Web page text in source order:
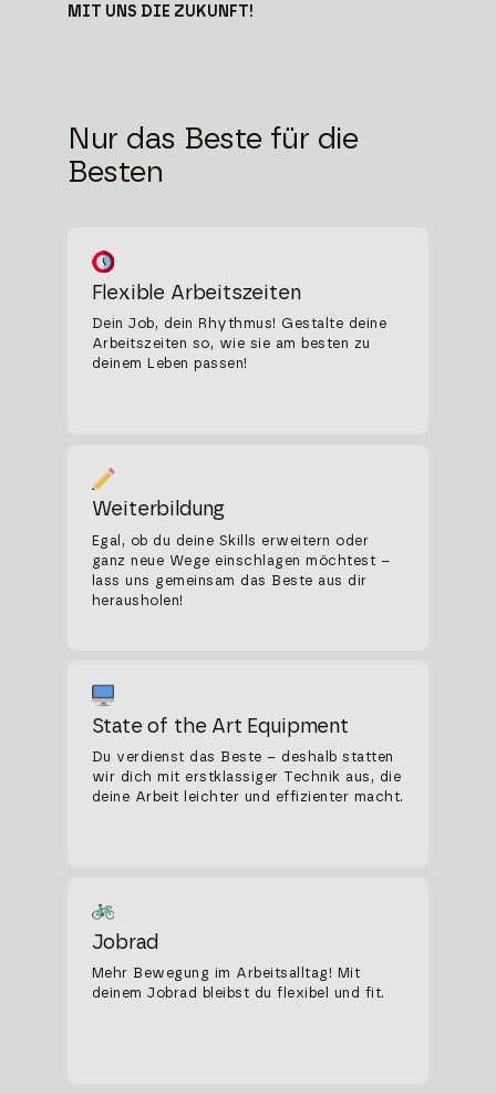
MIT UNS DIE ZUKUNFT!
Nur das Beste für die
Besten
Flexible Arbeitszeiten
Dein Job, dein Rhythmus! Gestalte deine
Arbeitszeiten so, wie sie am besten zu
deinem Leben passen!
Weiterbildung
Egal, ob du deine Skills erweitern oder
ganz neue Wege einschlagen möchtest –
lass uns gemeinsam das Beste aus dir
herausholen!
State of the Art Equipment
Du verdienst das Beste – deshalb statten
wir dich mit erstklassiger Technik aus, die
deine Arbeit leichter und effizienter macht.
Jobrad
Mehr Bewegung im Arbeitsalltag! Mit
deinem Jobrad bleibst du flexibel und fit.